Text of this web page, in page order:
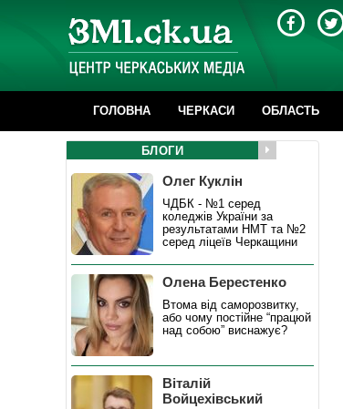
ГОЛОВНА ЧЕРКАСИ ОБЛАСТЬ
БЛОГИ
Олег Куклін
ЧДБК - №1 серед
коледжів України за
результатами НМТ та №2
серед ліцеїв Черкащини
Олена Берестенко
Втома від саморозвитку,
або чому постійне “працюй
над собою” виснажує?
Віталій
Войцехівський